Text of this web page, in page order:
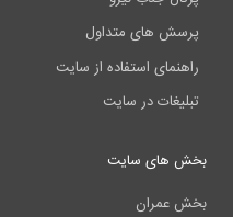
پرسش های متداول
راهنمای استفاده از سایت
تبلیغات در سایت
بخش های سایت
بخش عمران